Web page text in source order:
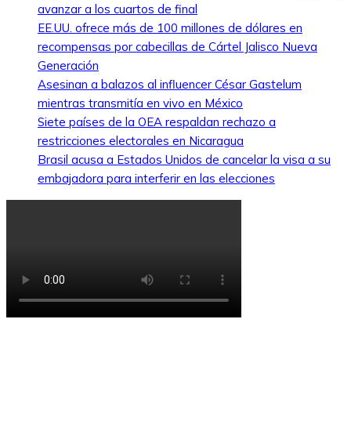
avanzar a los cuartos de final
EE.UU. ofrece más de 100 millones de dólares en
recompensas por cabecillas de Cártel Jalisco Nueva
Generación
Asesinan a balazos al influencer César Gastelum
mientras transmitía en vivo en México
Siete países de la OEA respaldan rechazo a
restricciones electorales en Nicaragua
Brasil acusa a Estados Unidos de cancelar la visa a su
embajadora para interferir en las elecciones